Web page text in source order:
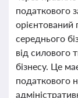
податкового
орієнтований
середнього
від силового
бізнесу. Це
податкового